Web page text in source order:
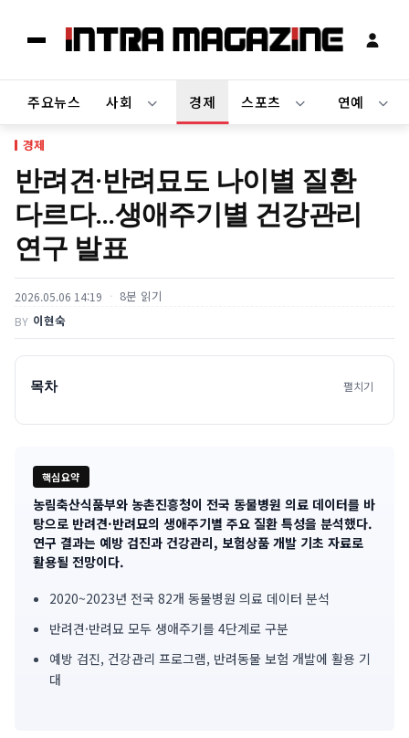
주요뉴스 사회 경제 스포츠 연예
경제
반려견·반려묘도 나이별 질환
다르다…생애주기별 건강관리
연구 발표
2026.05.06 14:19 8분 읽기
BY 이현숙
목차 펼치기
핵심요약
기
사
농림축산식품부와 농촌진흥청이 전국 동물병원 의료 데이터를 바
탕으로 반려견·반려묘의 생애주기별 주요 질환 특성을 분석했다.
연구 결과는 예방 검진과 건강관리, 보험상품 개발 기초 자료로
활용될 전망이다.
2020~2023년 전국 82개 동물병원 의료 데이터 분석
반려견·반려묘 모두 생애주기를 4단계로 구분
예방 검진, 건강관리 프로그램, 반려동물 보험 개발에 활용 기
대